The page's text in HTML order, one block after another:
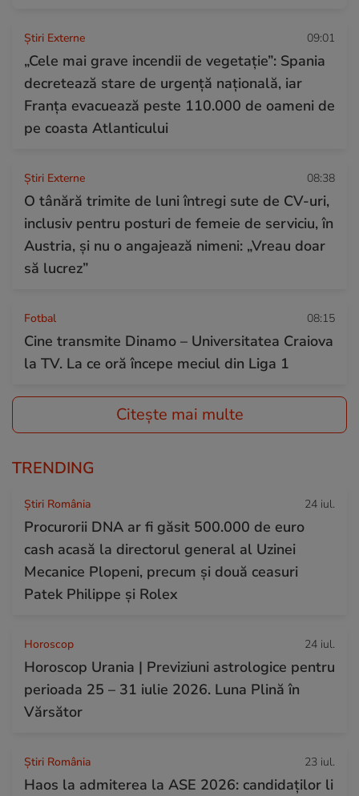
Știri Externe 09:01
„Cele mai grave incendii de vegetație”: Spania
decretează stare de urgență națională, iar
Franța evacuează peste 110.000 de oameni de
pe coasta Atlanticului
Știri Externe 08:38
O tânără trimite de luni întregi sute de CV-uri,
inclusiv pentru posturi de femeie de serviciu, în
Austria, și nu o angajează nimeni: „Vreau doar
să lucrez”
Fotbal 08:15
Cine transmite Dinamo – Universitatea Craiova
la TV. La ce oră începe meciul din Liga 1
Citește mai multe
TRENDING
Știri România 24 iul.
Procurorii DNA ar fi găsit 500.000 de euro
cash acasă la directorul general al Uzinei
Mecanice Plopeni, precum și două ceasuri
Patek Philippe și Rolex
Horoscop 24 iul.
Horoscop Urania | Previziuni astrologice pentru
perioada 25 – 31 iulie 2026. Luna Plină în
Vărsător
Știri România 23 iul.
Haos la admiterea la ASE 2026: candidaților li